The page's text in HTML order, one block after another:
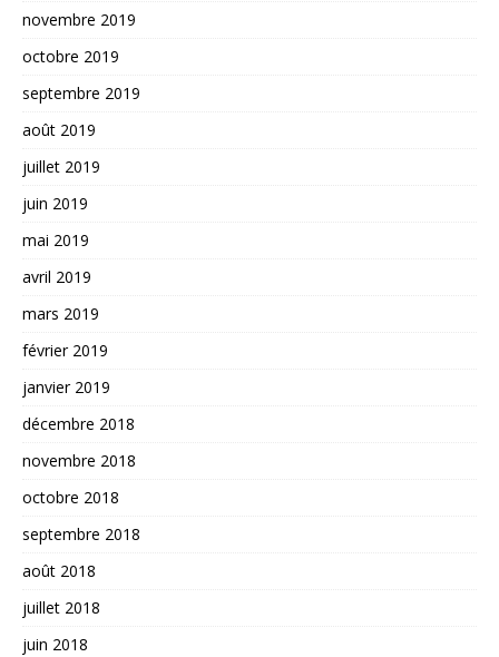
novembre 2019
octobre 2019
septembre 2019
août 2019
juillet 2019
juin 2019
mai 2019
avril 2019
mars 2019
février 2019
janvier 2019
décembre 2018
novembre 2018
octobre 2018
septembre 2018
août 2018
juillet 2018
juin 2018